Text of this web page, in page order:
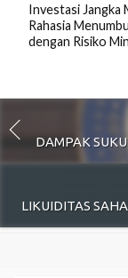
Investasi Jangka
Rahasia
dengan Risiko
DAMPAK
LIKUIDITAS